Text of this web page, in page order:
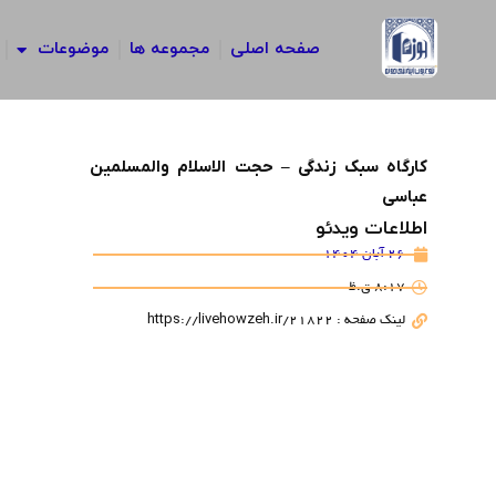
صفحه اصلی مجموعه ها موضوعات
کارگاه سبک زندگی – حجت الاسلام والمسلمین
عباسی
اطلاعات ویدئو
26 آبان 1404
8:17 ق.ظ
لینک صفحه : https://livehowzeh.ir/21822